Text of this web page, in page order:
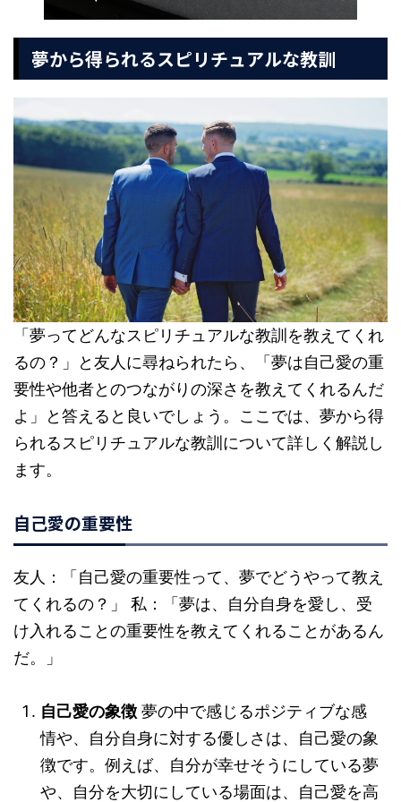
夢から得られるスピリチュアルな教訓
「夢ってどんなスピリチュアルな教訓を教えてくれ
るの？」と友人に尋ねられたら、「夢は自己愛の重
要性や他者とのつながりの深さを教えてくれるんだ
よ」と答えると良いでしょう。ここでは、夢から得
られるスピリチュアルな教訓について詳しく解説し
ます。
自己愛の重要性
友人：「自己愛の重要性って、夢でどうやって教え
てくれるの？」 私：「夢は、自分自身を愛し、受
け入れることの重要性を教えてくれることがあるん
だ。」
自己愛の象徴 夢の中で感じるポジティブな感
情や、自分自身に対する優しさは、自己愛の象
徴です。例えば、自分が幸せそうにしている夢
や、自分を大切にしている場面は、自己愛を高